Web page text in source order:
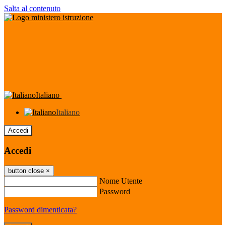
Salta al contenuto
Italiano
Italiano
Accedi
Accedi
button close ×
Nome Utente
Password
Password dimenticata?